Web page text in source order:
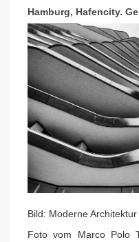
Hamburg, Hafencity.
Bild: Moderne
Foto vom Marco Polo